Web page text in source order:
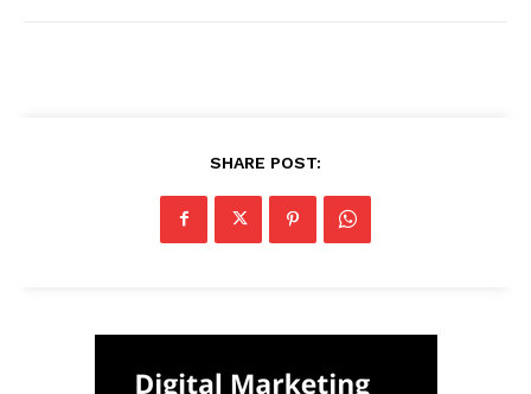
SHARE POST: